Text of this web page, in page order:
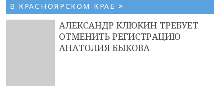
В КРАСНОЯРСКОМ КРАЕ >
АЛЕКСАНДР КЛЮКИН ТРЕБУЕТ
ОТМЕНИТЬ РЕГИСТРАЦИЮ
АНАТОЛИЯ БЫКОВА